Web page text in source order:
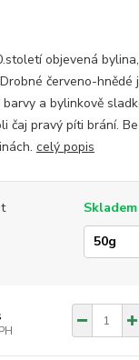
objevená
červeno-
a bylinkově
čaj pravý píti brání.
celý popis